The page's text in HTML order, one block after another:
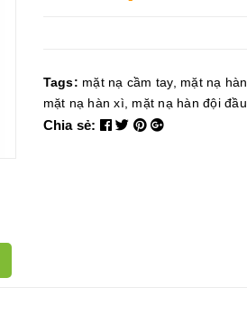
Tags: mặt nạ cầm tay, mặt nạ hàn
mặt nạ hàn xì
mặt nạ hàn đội đầu
Chia sẻ: